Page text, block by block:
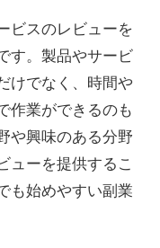
ビスのレビューを
す。製品やサービ
けでなく、時間や
作業ができるのも
や興味のある分野
ューを提供するこ
も始めやすい副業